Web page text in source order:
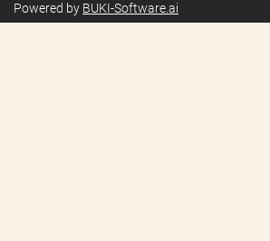
Powered by BUKI-Software.ai